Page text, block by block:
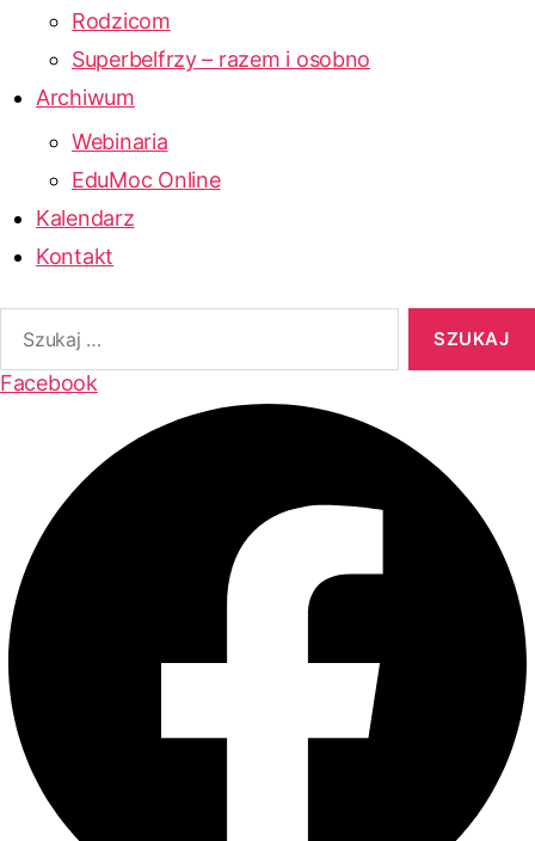
Rodzicom
Superbelfrzy – razem i osobno
Archiwum
Webinaria
EduMoc Online
Kalendarz
Kontakt
Facebook